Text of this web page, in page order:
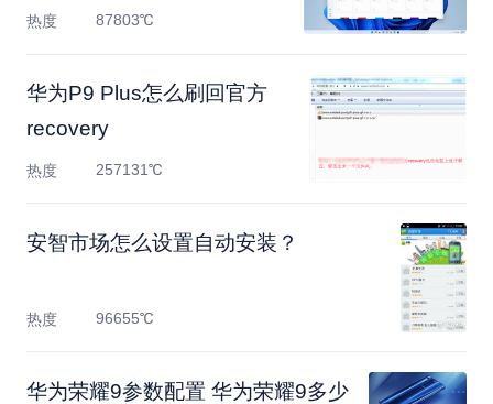
启动新
热度 87803℃
华为P9 Plus怎么刷回官方
recovery
热度 257131℃
安智市场怎么设置自动安装？
热度 96655℃
华为荣耀9参数配置 华为荣耀9多少